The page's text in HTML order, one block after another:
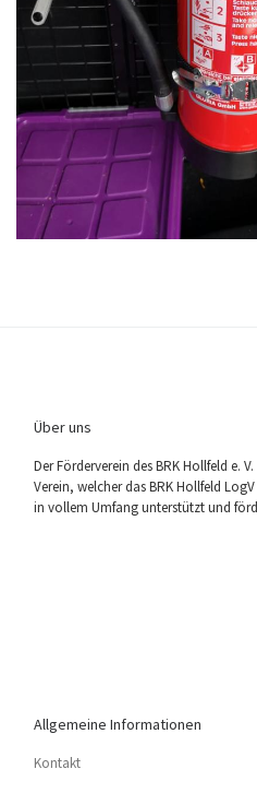
Über uns
Der För­der­ver­ein des BRK Holl­feld e.
Ver­ein, wel­cher das BRK Holl­feld
in vol­lem Umfang unter­stützt und
Allgemeine Informationen
Kon­takt